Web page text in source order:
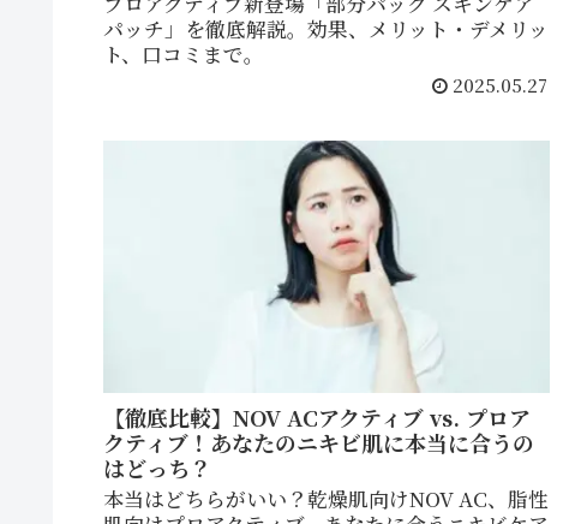
パッチ」を徹底解説。効果、メリット・デメリッ
ト、口コミまで。
2025.05.27
【徹底比較】NOV ACアクティブ vs. プロア
クティブ！あなたのニキビ肌に本当に合うの
はどっち？
本当はどちらがいい？乾燥肌向けNOV AC、脂性